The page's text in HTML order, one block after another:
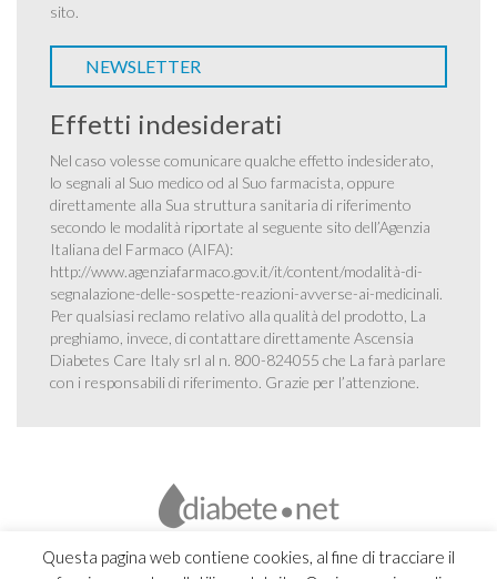
Questa pagina web contiene cookies, al fine di tracciare il
sito.
NEWSLETTER
Effetti indesiderati
Nel caso volesse comunicare qualche effetto indesiderato,
lo segnali al Suo medico od al Suo farmacista, oppure
direttamente alla Sua struttura sanitaria di riferimento
secondo le modalità riportate al seguente sito dell’Agenzia
Italiana del Farmaco (AIFA):
http://www.agenziafarmaco.gov.it/it/content/modalità-di-
segnalazione-delle-sospette-reazioni-avverse-ai-medicinali.
Per qualsiasi reclamo relativo alla qualità del prodotto, La
preghiamo, invece, di contattare direttamente Ascensia
Diabetes Care Italy srl al n. 800-824055 che La farà parlare
con i responsabili di riferimento. Grazie per l’attenzione.